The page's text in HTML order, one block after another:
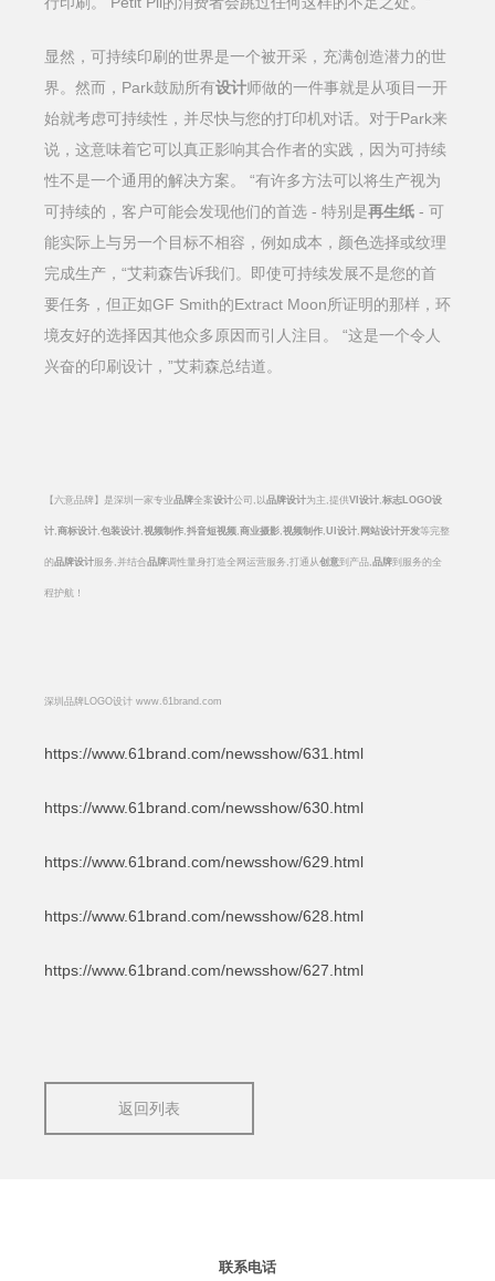
显然，可持续印刷的世界是一个被开采，充满创造潜力的世
界。然而，Park鼓励所有设计师做的一件事就是从项目一开
始就考虑可持续性，并尽快与您的打印机对话。对于Park来
说，这意味着它可以真正影响其合作者的实践，因为可持续
性不是一个通用的解决方案。 “有许多方法可以将生产视为
可持续的，客户可能会发现他们的首选 - 特别是再生纸 - 可
能实际上与另一个目标不相容，例如成本，颜色选择或纹理
完成生产，“艾莉森告诉我们。即使可持续发展不是您的首
要任务，但正如GF Smith的Extract Moon所证明的那样，环
境友好的选择因其他众多原因而引人注目。 “这是一个令人
兴奋的印刷设计，”艾莉森总结道。
【六意品牌】是深圳一家专业品牌全案设计公司,以品牌设计为主,提供VI 设计,标志 LOGO设
计,商标设计,包装设计,视频制作,抖音短视频,商业摄影,视频制作,UI 设计, 网站设计开发等完整
的品牌设计服务,并结合品牌调性量身打造全网运营服务,打通从创意到产品,品牌到服务的全
程护航！
深圳品牌LOGO设计 www.61brand.com
https://www.61brand.com/newsshow/631.html
https://www.61brand.com/newsshow/630.html
https://www.61brand.com/newsshow/629.html
https://www.61brand.com/newsshow/628.html
https://www.61brand.com/newsshow/627.html
返回列表
联系电话